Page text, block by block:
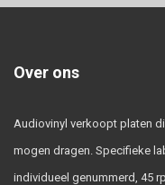
Over ons
Audiovinyl verkoopt platen
mogen dragen. Specifieke
individueel genummerd, 45